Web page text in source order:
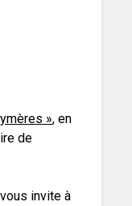
», en
de
invite à